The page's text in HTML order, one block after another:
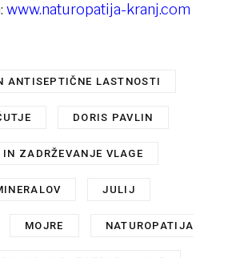
www.naturopatija-kranj.com
ANTISEPTIČNE LASTNOSTI
DORIS PAVLIN
ZADRŽEVANJE VLAGE
JULIJ
MOJRE NATUROPATIJA